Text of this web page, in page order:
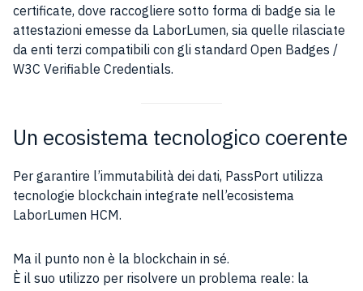
certificate, dove raccogliere sotto forma di badge sia le
attestazioni emesse da LaborLumen, sia quelle rilasciate
da enti terzi compatibili con gli standard Open Badges /
W3C Verifiable Credentials.
Un ecosistema tecnologico coerente
Per garantire l’immutabilità dei dati, PassPort utilizza
tecnologie blockchain integrate nell’ecosistema
LaborLumen HCM.
Ma il punto non è la blockchain in sé.
È il suo utilizzo per risolvere un problema reale: la